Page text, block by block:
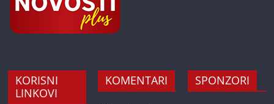
KORISNI
LINKOVI
KOMENTARI SPONZORI